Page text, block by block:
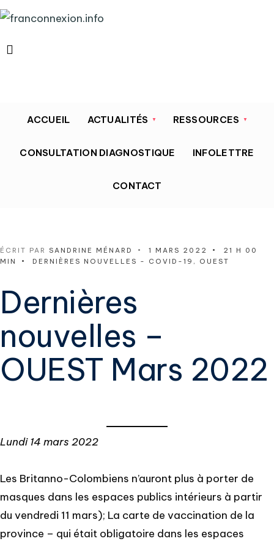
ACCUEIL ACTUALITÉS RESSOURCES
CONSULTATION DIAGNOSTIQUE INFOLETTRE
CONTACT
ÉCRIT PAR SANDRINE MÉNARD • 1 MARS 2022 •
21 H 00
MIN
• DERNIÈRES NOUVELLES - COVID-19 , OUEST
Dernières
nouvelles –
OUEST Mars 2022
Lundi 14 mars 2022
Les Britanno-Colombiens n’auront plus à porter de
masques dans les espaces publics intérieurs à partir
du vendredi 11 mars); La carte de vaccination de la
province – qui était obligatoire dans les espaces